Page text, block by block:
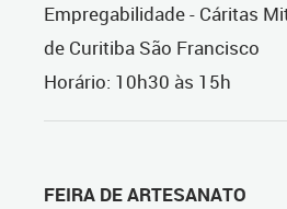
Empregabilidade - Cáritas
de Curitiba São Francisco
Horário: 10h30 às 15h
FEIRA DE ARTESANATO